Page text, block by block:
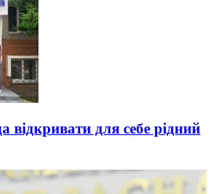
відкривати для себе рідний